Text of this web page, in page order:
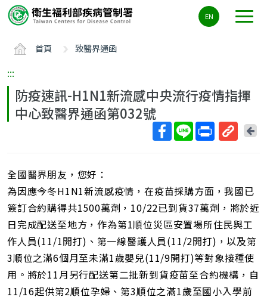
要
ALT+C
EN
首頁 致醫界通函
:::
防疫速訊-H1N1新流感中央流行疫情指揮
中心致醫界通函第032號
網
址
回
全國醫界朋友，您好：
為因應今冬H1N1新流感疫情，在疫苗採購方面，我國已
簽訂合約購得共1500萬劑，10/22已到貨37萬劑，將於近
日完成配送至地方，作為第1順位災區安置場所住民與工
作人員(11/1開打)、第一線醫護人員(11/2開打)，以及第
3順位之滿6個月至未滿1歲嬰兒(11/9開打)等對象接種使
用。將於11月另行配送第二批新到貨疫苗至合約機構，自
11/16起供第2順位孕婦、第3順位之滿1歲至國小入學前